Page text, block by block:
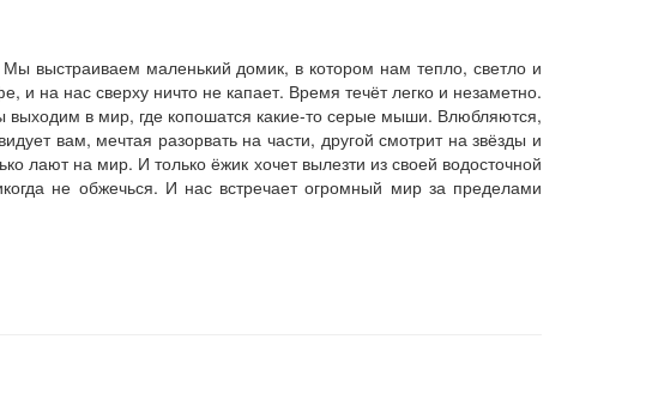
выстраиваем маленький домик, в котором нам тепло, светло и
на нас сверху ничто не капает. Время течёт легко и незаметно.
выходим в мир, где копошатся какие-то серые мыши. Влюбляются,
вам, мечтая разорвать на части, другой смотрит на звёзды и
лают на мир. И только ёжик хочет вылезти из своей водосточной
не обжечься. И нас встречает огромный мир за пределами